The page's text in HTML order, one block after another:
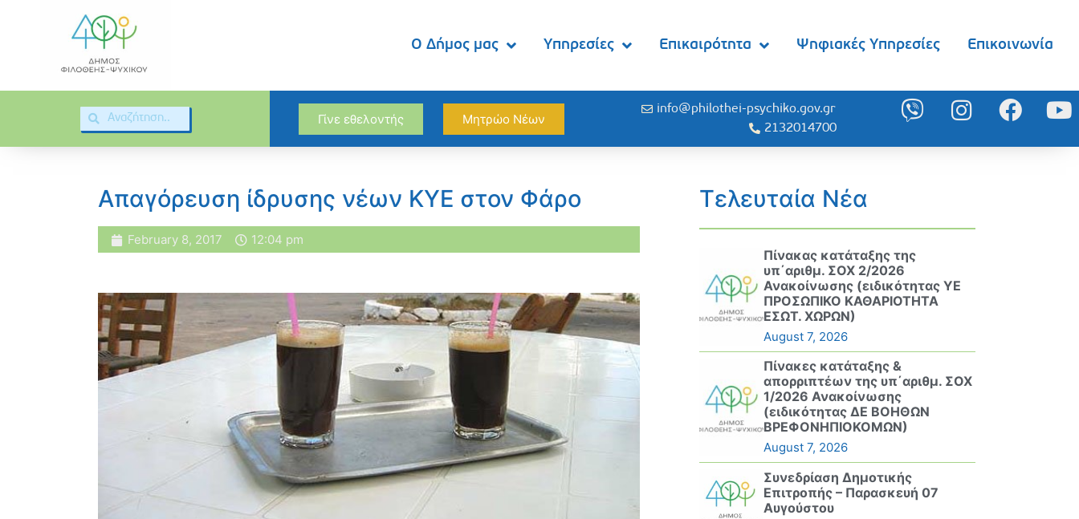
Ο Δήμος μας Υπηρεσίες Επικαιρότητα Ψηφιακές Υπηρεσίες Επικοινωνία
Γίνε εθελοντής Μητρώο Νέων
info@philothei-psychiko.gov.gr
2132014700
Απαγόρευση ίδρυσης νέων ΚΥΕ στον Φάρο
February 8, 2017 12:04 pm
Τελευταία Νέα
Πίνακας κατάταξης της
υπ΄αριθμ. ΣΟΧ 2/2026
Ανακοίνωσης (ειδικότητας ΥΕ
ΠΡΟΣΩΠΙΚΟ ΚΑΘΑΡΙΟΤΗΤΑ
ΕΣΩΤ. ΧΩΡΩΝ)
August 7, 2026
Πίνακες κατάταξης &
απορριπτέων της υπ΄αριθμ. ΣΟΧ
1/2026 Ανακοίνωσης
(ειδικότητας ΔΕ ΒΟΗΘΩΝ
ΒΡΕΦΟΝΗΠΙΟΚΟΜΩΝ)
August 7, 2026
Συνεδρίαση Δημοτικής
Επιτροπής – Παρασκευή 07
Αυγούστου